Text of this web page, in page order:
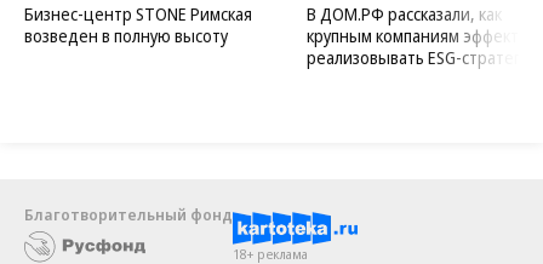
Бизнес-центр STONE Римская
возведен в полную высоту
В ДОМ.РФ рассказали, как
крупным компаниям
реализовывать ESG-стратегию
Благотворительный фонд
18+ реклама